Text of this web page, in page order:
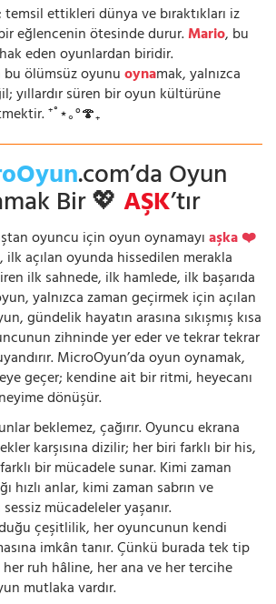
temsil ettikleri dünya ve bıraktıkları iz
eğlencenin ötesinde durur.Mario, bu
eden oyunlardan biridir.
bu ölümsüz oyunuoynamak, yalnızca
yıllardır süren bir oyun kültürüne
⁺˚⋆｡°🍄₊
.com’da Oyun
Bir 💖AŞK’tır
oyuncu için oyun oynamayıaşka ❤️
açılan oyunda hissedilen merakla
ilk sahnede, ilk hamlede, ilk başarıda
yalnızca zaman geçirmek için açılan
gündelik hayatın arasına sıkışmış kısa
zihninde yer eder ve tekrar tekrar
MicroOyun’da oyun oynamak,
geçer; kendine ait bir ritmi, heyecanı
dönüşür.
beklemez, çağırır. Oyuncu ekrana
karşısına dizilir; her biri farklı bir his,
bir mücadele sunar. Kimi zaman
hızlı anlar, kimi zaman sabrın ve
sessiz mücadeleler yaşanır.
çeşitlilik, her oyuncunun kendi
imkân tanır. Çünkü burada tek tip
ruh hâline, her ana ve her tercihe
mutlaka vardır.